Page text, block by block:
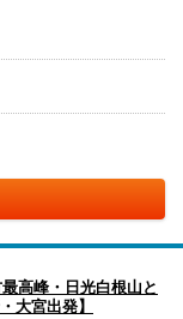
高峰・日光白根山と
大宮出発】